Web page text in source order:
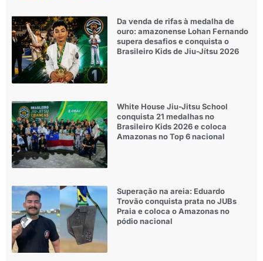
Da venda de rifas à medalha de
ouro: amazonense Lohan Fernando
supera desafios e conquista o
Brasileiro Kids de Jiu-Jítsu 2026
White House Jiu-Jitsu School
conquista 21 medalhas no
Brasileiro Kids 2026 e coloca
Amazonas no Top 6 nacional
Superação na areia: Eduardo
Trovão conquista prata no JUBs
Praia e coloca o Amazonas no
pódio nacional